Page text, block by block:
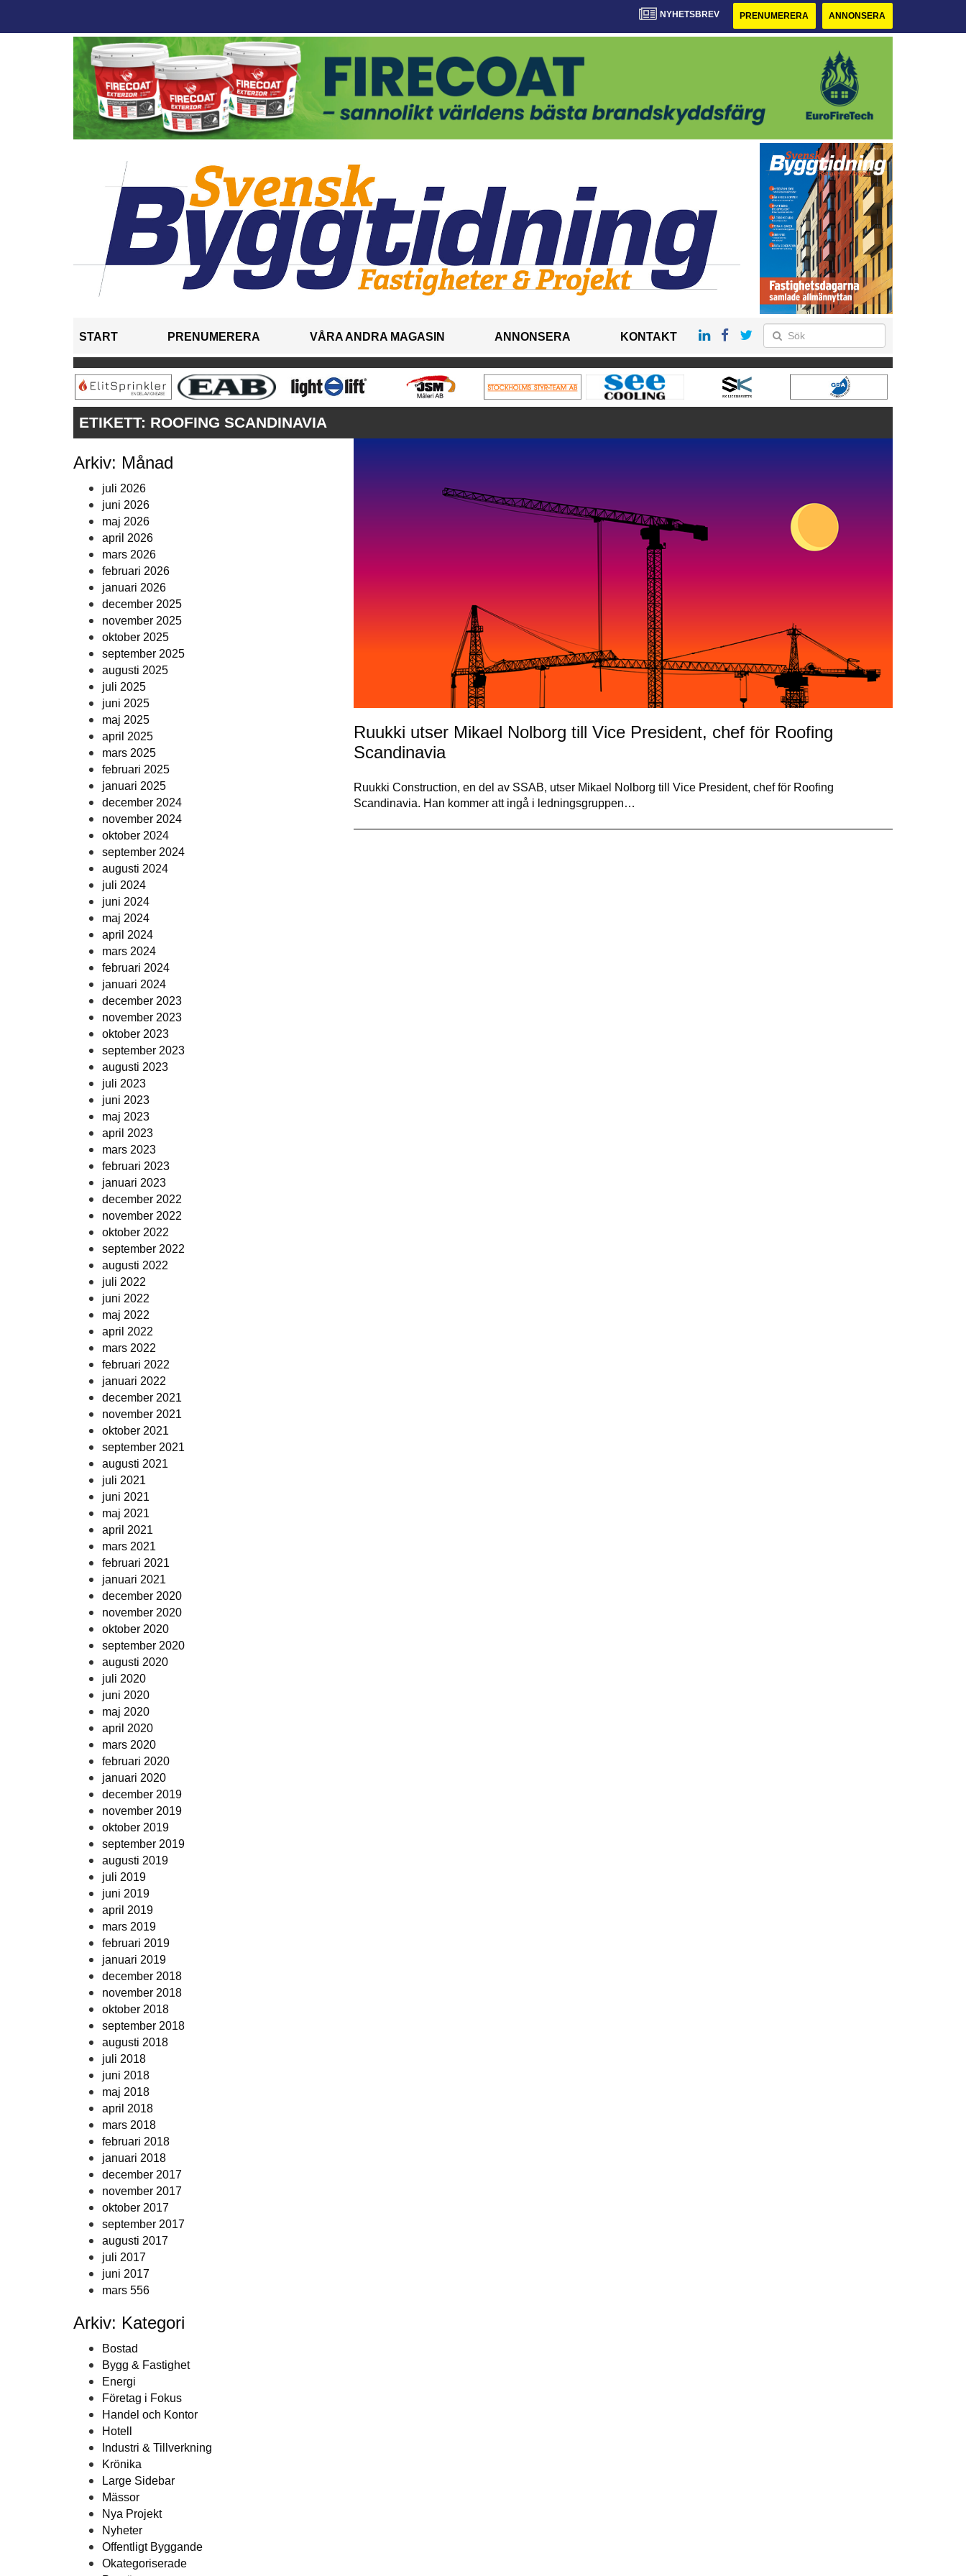
NYHETSBREV PRENUMERERA ANNONSERA
START PRENUMERERA VÅRA ANDRA MAGASIN ANNONSERA KONTAKT
ETIKETT: ROOFING SCANDINAVIA
Arkiv: Månad
juli 2026
juni 2026
maj 2026
april 2026
mars 2026
februari 2026
januari 2026
december 2025
november 2025
oktober 2025
september 2025
augusti 2025
juli 2025
juni 2025
maj 2025
april 2025
mars 2025
februari 2025
januari 2025
december 2024
november 2024
oktober 2024
september 2024
augusti 2024
juli 2024
juni 2024
maj 2024
april 2024
mars 2024
februari 2024
januari 2024
december 2023
november 2023
oktober 2023
september 2023
augusti 2023
juli 2023
juni 2023
maj 2023
april 2023
mars 2023
februari 2023
januari 2023
december 2022
november 2022
oktober 2022
september 2022
augusti 2022
juli 2022
juni 2022
maj 2022
april 2022
mars 2022
februari 2022
januari 2022
december 2021
november 2021
oktober 2021
september 2021
augusti 2021
juli 2021
juni 2021
maj 2021
april 2021
mars 2021
februari 2021
januari 2021
december 2020
november 2020
oktober 2020
september 2020
augusti 2020
juli 2020
juni 2020
maj 2020
april 2020
mars 2020
februari 2020
januari 2020
december 2019
november 2019
oktober 2019
september 2019
augusti 2019
juli 2019
juni 2019
april 2019
mars 2019
februari 2019
januari 2019
december 2018
november 2018
oktober 2018
september 2018
augusti 2018
juli 2018
juni 2018
maj 2018
april 2018
mars 2018
februari 2018
januari 2018
december 2017
november 2017
oktober 2017
september 2017
augusti 2017
juli 2017
juni 2017
mars 556
Arkiv: Kategori
Bostad
Bygg & Fastighet
Energi
Företag i Fokus
Handel och Kontor
Hotell
Industri & Tillverkning
Krönika
Large Sidebar
Mässor
Nya Projekt
Nyheter
Offentligt Byggande
Okategoriserade
Ruukki utser Mikael Nolborg till Vice President, chef för Roofing
Scandinavia
Ruukki Construction, en del av SSAB, utser Mikael Nolborg till Vice President, chef för Roofing
Scandinavia. Han kommer att ingå i ledningsgruppen…